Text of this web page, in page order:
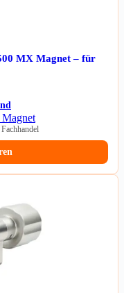
MX Magnet – für